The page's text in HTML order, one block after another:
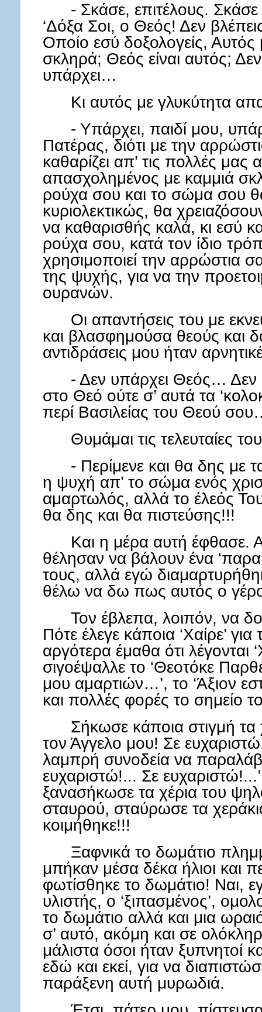
- Σκάσε, επιτέλους.
‘Δόξα Σοι, ο Θεός! Δεν
Οποίο εσύ δοξολογείς, Αυτός
σκληρά; Θεός είναι αυτός;
υπάρχει…
Κι αυτός με γλυκύτητα
- Υπάρχει, παιδί μου,
Πατέρας, διότι με την
καθαρίζει απ’ τις πολλές
απασχολημένος με καμμιά
ρούχα σου και το σώμα σου
κυριολεκτικώς, θα
να καθαρισθής καλά, κι εσύ
ρούχα σου, κατά τον ίδιο
χρησιμοποιεί την αρρώστια
της ψυχής, για να την
ουρανών.
Οι απαντήσεις του με
και βλασφημούσα θεούς και
αντιδράσεις μου ήταν
- Δεν υπάρχει Θεός… Δεν
στο Θεό ούτε σ’ αυτά τα
περί Βασιλείας του Θεού
Θυμάμαι τις τελευταίες
- Περίμενε και θα δης με
η ψυχή απ’ το σώμα ενός
αμαρτωλός, αλλά το έλεός
θα δης και θα πιστεύσης!!!
Και η μέρα αυτή έφθασε.
θέλησαν να βάλουν ένα
τους, αλλά εγώ
θέλω να δω πως αυτός ο
Τον έβλεπα, λοιπόν, να
Πότε έλεγε κάποια ‘Χαίρε’
αργότερα έμαθα ότι λέγονται
σιγοέψαλλε το ‘Θεοτόκε
μου αμαρτιών…’, το ‘Άξιον
και πολλές φορές το σημείο
Σήκωσε κάποια στιγμή τα
τον Άγγελο μου! Σε
λαμπρή συνοδεία να
ευχαριστώ!... Σε
ξανασήκωσε τα χέρια του
σταυρού, σταύρωσε τα
κοιμήθηκε!!!
Ξαφνικά το δωμάτιο
μπήκαν μέσα δέκα ήλιοι και
φωτίσθηκε το δωμάτιο! Ναι,
υλιστής, ο ‘ξιπασμένος’,
το δωμάτιο αλλά και μια
σ’ αυτό, ακόμη και σε
μάλιστα όσοι ήταν ξυπνητοί
εδώ και εκεί, για να
παράξενη αυτή μυρωδιά.